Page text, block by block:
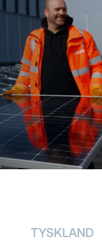
TYSKLAND